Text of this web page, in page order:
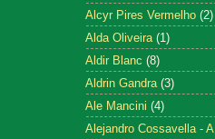
Alcyr Pires Vermelho (2)
Alda Oliveira (1)
Aldir Blanc (8)
Aldrin Gandra (3)
Ale Mancini (4)
Alejandro Cossavella - A